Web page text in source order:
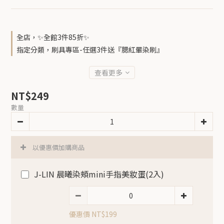
全店，✨全館3件85折✨
指定分類，刷具專區-任選3件送『腮紅暈染刷』
查看更多
NT$249
數量
以優惠價加購商品
J-LIN 晨曦染頰mini手指美妝蛋(2入)
優惠價 NT$199